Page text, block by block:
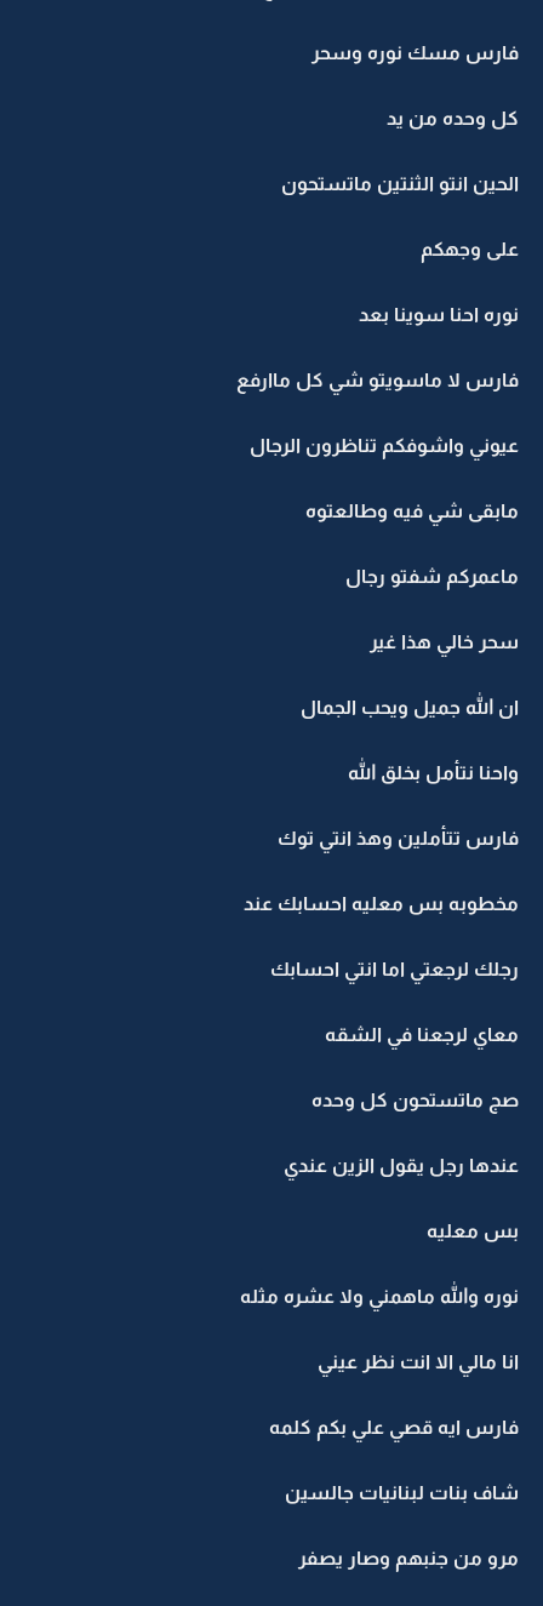
فارس مسك نوره وسحر
كل وحده من يد
الحين انتو الثنتين ماتستحون
على وجهكم
نوره احنا سوينا بعد
فارس لا ماسويتو شي كل ماارفع
عيوني واشوفكم تناظرون الرجال
مابقى شي فيه وطالعتوه
ماعمركم شفتو رجال
سحر خالي هذا غير
ان الله جميل ويحب الجمال
واحنا نتأمل بخلق الله
فارس تتأملين وهذ انتي توك
مخطوبه بس معليه احسابك عند
رجلك لرجعتي اما انتي احسابك
معاي لرجعنا في الشقه
صج ماتستحون كل وحده
عندها رجل يقول الزين عندي
بس معليه
نوره والله ماهمني ولا عشره مثله
انا مالي الا انت نظر عيني
فارس ايه قصي علي بكم كلمه
شاف بنات لبنانيات جالسين
مرو من جنبهم وصار يصفر